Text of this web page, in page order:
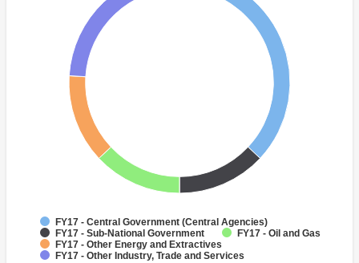
FY17 - Central Government (Central Agencies)
FY17 - Sub-National Government
FY17 - Oil and Gas
FY17 - Other Energy and Extractives
FY17 - Other Industry, Trade and Services